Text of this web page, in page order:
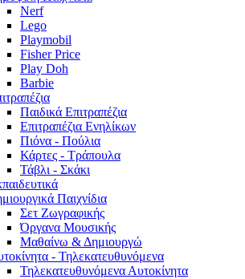
Nerf
Lego
Playmobil
Fisher Price
Play Doh
Barbie
Παιδικά Επιτραπέζια
Επιτραπέζια Ενηλίκων
Πιόνα - Πούλια
Κάρτες - Τράπουλα
Τάβλι - Σκάκι
Παιχνίδια
Σετ Ζωγραφικής
Όργανα Μουσικής
Μαθαίνω & Δημιουργώ
- Τηλεκατευθυνόμενα
Τηλεκατευθυνόμενα Αυτοκίνητα